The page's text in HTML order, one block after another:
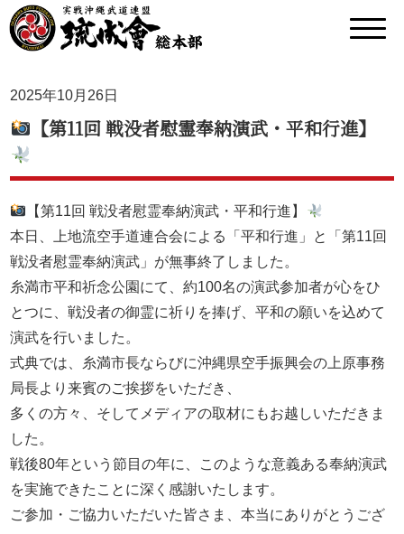
2025年10月26日
【第11回 戦没者慰霊奉納演武・平和行進】
【第11回 戦没者慰霊奉納演武・平和行進】
本日、上地流空手道連合会による「平和行進」と「第11回
戦没者慰霊奉納演武」が無事終了しました。
糸満市平和祈念公園にて、約100名の演武参加者が心をひ
とつに、戦没者の御霊に祈りを捧げ、平和の願いを込めて
演武を行いました。
式典では、糸満市長ならびに沖縄県空手振興会の上原事務
局長より来賓のご挨拶をいただき、
多くの方々、そしてメディアの取材にもお越しいただきま
した。
戦後80年という節目の年に、このような意義ある奉納演武
を実施できたことに深く感謝いたします。
ご参加・ご協力いただいた皆さま、本当にありがとうござ